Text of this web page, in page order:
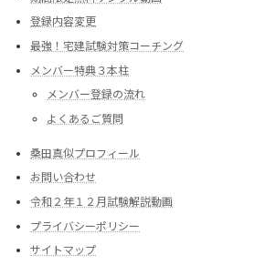
登録内容変更
最強！宅建試験対策コーチング
メンバー特典３本柱
メンバー登録の流れ
よくあるご質問
桑田真似プロフィール
お問い合わせ
令和２年１２月試験解説動画
プライバシーポリシー
サイトマップ